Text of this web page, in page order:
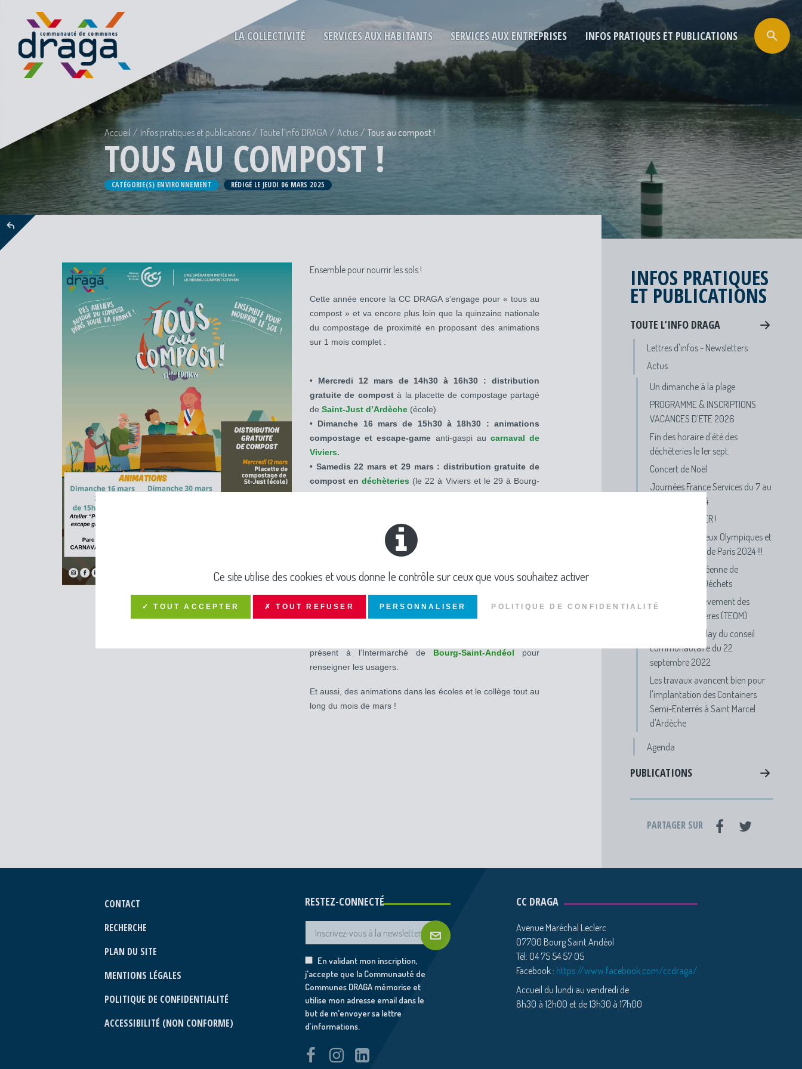
LA COLLECTIVITÉ SERVICES AUX HABITANTS SERVICES AUX ENTREPRISES INFOS PRATIQUES ET PUBLICATIONS
Accueil Infos pratiques et publications Toute l’info DRAGA Actus Tous au compost !
TOUS AU COMPOST !
CATÉGORIE(S) ENVIRONNEMENT RÉDIGÉ LE JEUDI 06 MARS 2025
Ensemble pour nourrir les sols !
Cette année encore la CC DRAGA s’engage pour « tous au
compost » et va encore plus loin que la quinzaine nationale
du compostage de proximité en proposant des animations
sur 1 mois complet :
• Mercredi 12 mars de 14h30 à 16h30 : distribution
gratuite de compostà la placette de compostage partagé
de Saint-Just d’Ardèche (école).
• Dimanche 16 mars de 15h30 à 18h30 : animations
compostage et escape-game anti-gaspi au carnaval de
Viviers.
• Samedis 22 mars et 29 mars : distribution gratuite de
compost endéchèteries (le 22 à Viviers et le 29 à Bourg-
Saint-Andéol aux horaires d’ouverture des déchèteries) avec
Dimanche 30 mars de 10h à 12h : animations
aint-Martin d'Ardèche
présent à l’Intermarché de Bourg-Saint-Andéol pour
renseigner les usagers.
Et aussi, des animations dans les écoles et le collège tout au
long du mois de mars !
INFOS PRATIQUES
ET PUBLICATIONS
TOUTE L’INFO DRAGA
Lettres d'infos - Newsletters
Actus
Un dimanche à la plage
PROGRAMME & INSCRIPTIONS
VACANCES D'ETE 2026
Fin des horaire d'été des
déchèteries le 1er sept.
Concert de Noël
Journées France Services du 7 au
19 octobre 2024
APPEL A DANSER !
Participe aux Jeux Olympiques et
Paralympiques de Paris 2024 !!!
Semaine Européenne de
Réduction des Déchets
FAQ Taxe d'Enlèvement des
Ordures Ménagères (TEOM)
Visionnez le replay du conseil
communautaire du 22
septembre 2022
Les travaux avancent bien pour
l'implantation des Containers
Semi-Enterrés à Saint Marcel
d'Ardèche
Agenda
PUBLICATIONS
PARTAGER SUR
CONTACT
RECHERCHE
PLAN DU SITE
MENTIONS LÉGALES
POLITIQUE DE CONFIDENTIALITÉ
ACCESSIBILITÉ (NON CONFORME)
RESTEZ-CONNECTÉ
En validant mon inscription,
j'accepte que la Communauté de
Communes DRAGA mémorise et
utilise mon adresse email dans le
but de m'envoyer sa lettre
d’informations.
CC DRAGA
Avenue Maréchal Leclerc
07700 Bourg Saint Andéol
Tél: 04 75 54 57 05
Facebook : https://www.facebook.com/ccdraga/
Accueil du lundi au vendredi de
8h30 à 12h00 et de 13h30 à 17h00
Ce site utilise des cookies et vous donne le contrôle sur ceux que vous souhaitez activer
✓ TOUT ACCEPTER ✗ TOUT REFUSER PERSONNALISER POLITIQUE DE CONFIDENTIALITÉ